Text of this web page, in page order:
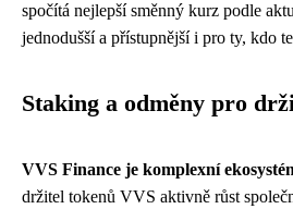
spočítá nejlepší směnný kurz podle
jednodušší a přístupnější i pro ty, kdo
Staking a odměny pro
VVS Finance je komplexní
držitel tokenů VVS aktivně růst